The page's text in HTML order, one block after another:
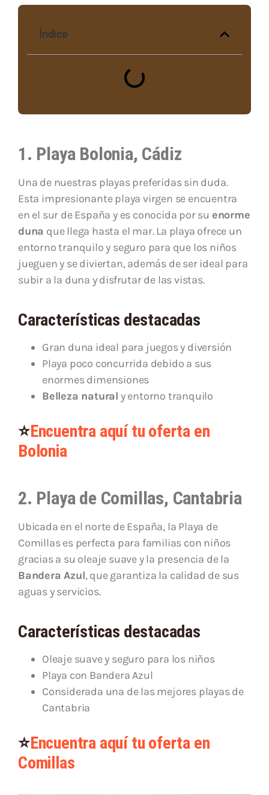
Índice
1. Playa Bolonia, Cádiz
Una de nuestras playas preferidas sin duda.
Esta impresionante playa virgen se encuentra
en el sur de España y es conocida por su enorme
duna que llega hasta el mar. La playa ofrece un
entorno tranquilo y seguro para que los niños
jueguen y se diviertan, además de ser ideal para
subir a la duna y disfrutar de las vistas.
Características destacadas
Gran duna ideal para juegos y diversión
Playa poco concurrida debido a sus
enormes dimensiones
Belleza natural y entorno tranquilo
⭐Encuentra aquí tu oferta en
Bolonia
2. Playa de Comillas, Cantabria
Ubicada en el norte de España, la Playa de
Comillas es perfecta para familias con niños
gracias a su oleaje suave y la presencia de la
Bandera Azul, que garantiza la calidad de sus
aguas y servicios.
Características destacadas
Oleaje suave y seguro para los niños
Playa con Bandera Azul
Considerada una de las mejores playas de
Cantabria
⭐Encuentra aquí tu oferta en
Comillas